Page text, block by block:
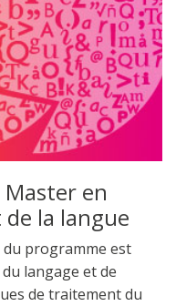
Master en
la langue
programme est
langage et de
de traitement du